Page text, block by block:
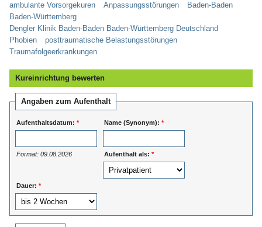
ambulante Vorsorgekuren
Anpassungsstörungen
Baden-Baden
Baden-Württemberg
Dengler Klinik Baden-Baden Baden-Württemberg Deutschland
Phobien
posttraumatische Belastungsstörungen
Traumafolgeerkrankungen
Kureinrichtung bewerten
Angaben zum Aufenthalt
Aufenthaltsdatum: *
Format: 09.08.2026
Name (Synonym): *
Aufenthalt als: *
Dauer: *